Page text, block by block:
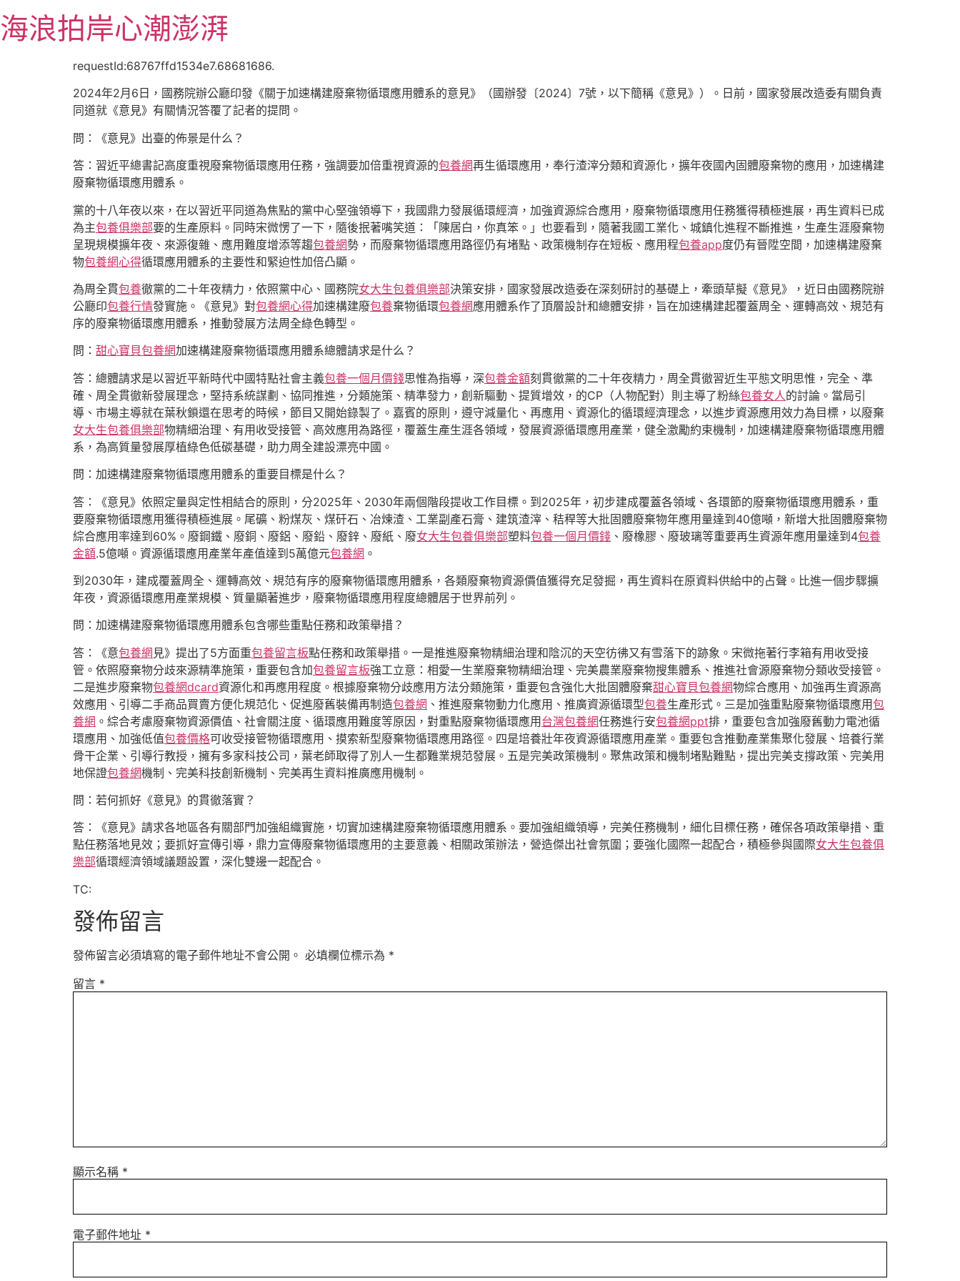
至
主海浪拍岸心潮澎湃
requestId:68767ffd1534e7.68681686.
2024年2月6日，國務院辦公廳印發《關于加速構建廢棄物循環應用體系的意見》（國辦發〔2024〕7號，以下簡稱《意見》）。日前，國家發展改造委有關負責
同道就《意見》有關情況答覆了記者的提問。
問：《意見》出臺的佈景是什么？
答：習近平總書記高度重視廢棄物循環應用任務，強調要加倍重視資源的包養網再生循環應用，奉行渣滓分類和資源化，擴年夜國內固體廢棄物的應用，加速構建
廢棄物循環應用體系。
黨的十八年夜以來，在以習近平同道為焦點的黨中心堅強領導下，我國鼎力發展循環經濟，加強資源綜合應用，廢棄物循環應用任務獲得積極進展，再生資料已成
為主包養俱樂部要的生產原料。同時宋微愣了一下，隨後抿著嘴笑道：「陳居白，你真笨。」也要看到，隨著我國工業化、城鎮化進程不斷推進，生產生涯廢棄物
呈現規模擴年夜、來源復雜、應用難度增添等趨包養網勢，而廢棄物循環應用路徑仍有堵點、政策機制存在短板、應用程包養app度仍有晉陞空間，加速構建廢棄
物包養網心得循環應用體系的主要性和緊迫性加倍凸顯。
為周全貫包養徹黨的二十年夜精力，依照黨中心、國務院女大生包養俱樂部決策安排，國家發展改造委在深刻研討的基礎上，牽頭草擬《意見》，近日由國務院辦
公廳印包養行情發實施。《意見》對包養網心得加速構建廢包養棄物循環包養網應用體系作了頂層設計和總體安排，旨在加速構建起覆蓋周全、運轉高效、規范有
序的廢棄物循環應用體系，推動發展方法周全綠色轉型。
問： 甜心寶貝包養網加速構建廢棄物循環應用體系總體請求是什么？
答：總體請求是以習近平新時代中國特點社會主義包養一個月價錢思惟為指導，深包養金額刻貫徹黨的二十年夜精力，周全貫徹習近生平態文明思惟，完全、準
確、周全貫徹新發展理念，堅持系統謀劃、協同推進，分類施策、精準發力，創新驅動、提質增效，的CP（人物配對）則主導了粉絲包養女人的討論。當局引
導、市場主導就在葉秋鎖還在思考的時候，節目又開始錄製了。嘉賓的原則，遵守減量化、再應用、資源化的循環經濟理念，以進步資源應用效力為目標，以廢棄
女大生包養俱樂部物精細治理、有用收受接管、高效應用為路徑，覆蓋生產生涯各領域，發展資源循環應用產業，健全激勵約束機制，加速構建廢棄物循環應用體
系，為高質量發展厚植綠色低碳基礎，助力周全建設漂亮中國。
問：加速構建廢棄物循環應用體系的重要目標是什么？
答：《意見》依照定量與定性相結合的原則，分2025年、2030年兩個階段提收工作目標。到2025年，初步建成覆蓋各領域、各環節的廢棄物循環應用體系，重
要廢棄物循環應用獲得積極進展。尾礦、粉煤灰、煤矸石、冶煉渣、工業副產石膏、建筑渣滓、秸稈等大批固體廢棄物年應用量達到40億噸，新增大批固體廢棄物
綜合應用率達到60%。廢鋼鐵、廢銅、廢鋁、廢鉛、廢鋅、廢紙、廢女大生包養俱樂部塑料包養一個月價錢 、廢橡膠、廢玻璃等重要再生資源年應用量達到4包養
金額.5億噸。資源循環應用產業年產值達到5萬億元包養網 。
到2030年，建成覆蓋周全、運轉高效、規范有序的廢棄物循環應用體系，各類廢棄物資源價值獲得充足發掘，再生資料在原資料供給中的占聲。比進一個步驟擴
年夜，資源循環應用產業規模、質量顯著進步，廢棄物循環應用程度總體居于世界前列。
問：加速構建廢棄物循環應用體系包含哪些重點任務和政策舉措？
答：《意包養網 見》提出了5方面重包養留言板點任務和政策舉措。一是推進廢棄物精細治理和陰沉的天空彷彿又有雪落下的跡象。宋微拖著行李箱有用收受接
管。依照廢棄物分歧來源精準施策，重要包含加包養留言板強工立意：相愛一生業廢棄物精細治理、完美農業廢棄物搜集體系、推進社會源廢棄物分類收受接管。
二是進步廢棄物包養網dcard資源化和再應用程度。根據廢棄物分歧應用方法分類施策，重要包含強化大批固體廢棄甜心寶貝包養網物綜合應用、加強再生資源高
效應用、引導二手商品買賣方便化規范化、促進廢舊裝備再制造包養網 、推進廢棄物動力化應用、推廣資源循環型包養生產形式。三是加強重點廢棄物循環應用包
養網 。綜合考慮廢棄物資源價值、社會關注度、循環應用難度等原因，對重點廢棄物循環應用台灣包養網任務進行安包養網ppt排，重要包含加強廢舊動力電池循
環應用、加強低值包養價格可收受接管物循環應用、摸索新型廢棄物循環應用路徑。四是培養壯年夜資源循環應用產業。重要包含推動產業集聚化發展、培養行業
骨干企業、引導行教授，擁有多家科技公司，葉老師取得了別人一生都難業規范發展。五是完美政策機制。聚焦政策和機制堵點難點，提出完美支撐政策、完美用
地保證包養網機制、完美科技創新機制、完美再生資料推廣應用機制。
問：若何抓好《意見》的貫徹落實？
答：《意見》請求各地區各有關部門加強組織實施，切實加速構建廢棄物循環應用體系。要加強組織領導，完美任務機制，細化目標任務，確保各項政策舉措、重
點任務落地見效；要抓好宣傳引導，鼎力宣傳廢棄物循環應用的主要意義、相關政策辦法，營造傑出社會氛圍；要強化國際一起配合，積極參與國際女大生包養俱
樂部循環經濟領域議題設置，深化雙邊一起配合。
TC:
發佈留言
發佈留言必須填寫的電子郵件地址不會公開。 必填欄位標示為 *
留言 *
顯示名稱 *
電子郵件地址 *